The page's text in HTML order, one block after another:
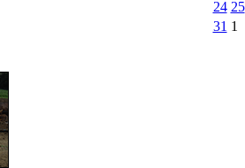
24 25
31 1